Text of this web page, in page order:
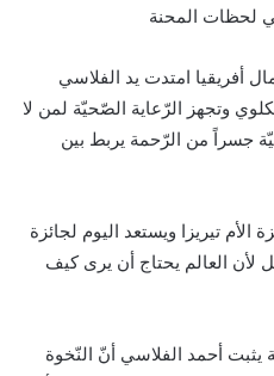
لحظات المحنة
أفريقيا امتدت يد الفلاسي
وتجهز الرّعاية الصّحيّة لمن لا
جسراً من الرّحمة يربط بين
الأم تيريزا ويستعد اليوم لجائزة
لأن العالم يحتاج أن يرى كيف
يثبت أحمد الفلاسي أنّ النّخوة